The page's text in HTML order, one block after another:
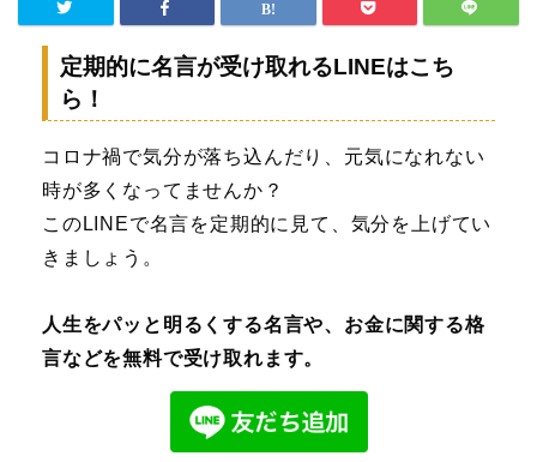
定期的に名言が受け取れるLINEはこち
ら！
コロナ禍で気分が落ち込んだり、元気になれない
時が多くなってませんか？
このLINEで名言を定期的に見て、気分を上げてい
きましょう。
人生をパッと明るくする名言や、お金に関する格
言などを無料で受け取れます。